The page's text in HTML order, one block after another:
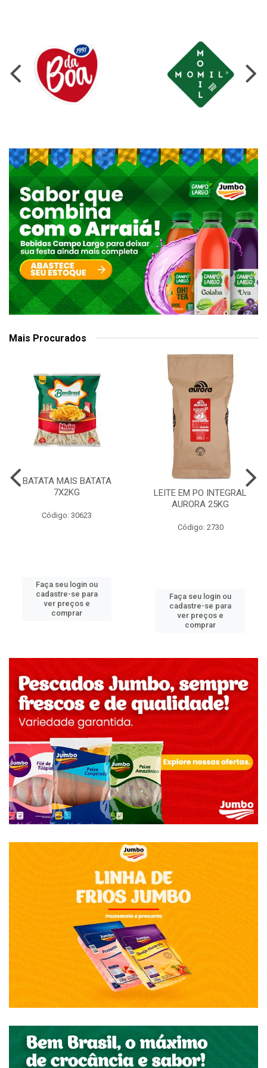
Mais Procurados
BATATA MAIS BATATA
7X2KG
Código: 30623
Faça seu login ou
cadastre-se para
ver preços e
comprar
LEITE EM PO INTEGRAL
AURORA 25KG
Código: 2730
Faça seu login ou
cadastre-se para
ver preços e
comprar